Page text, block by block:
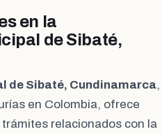
en la
de Sibaté,
de Sibaté, Cundinamarca,
en Colombia, ofrece
relacionados con la